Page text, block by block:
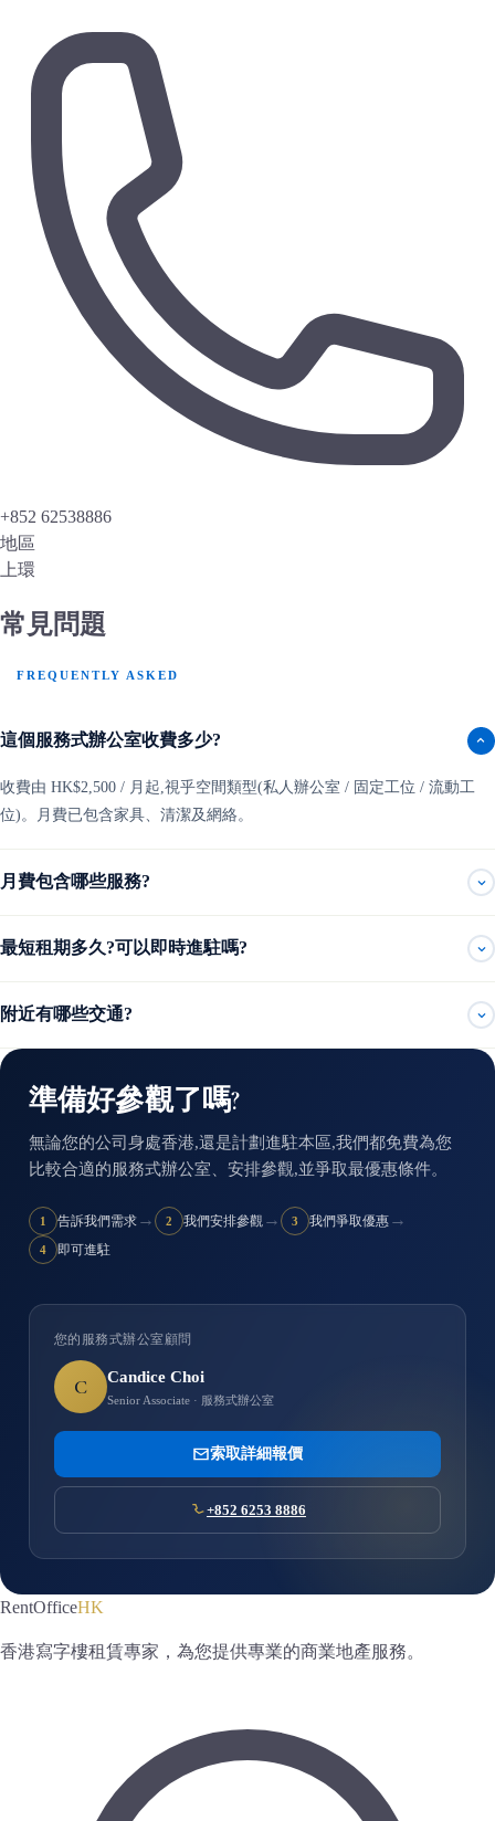
+852 62538886
地區
上環
常見問題
FREQUENTLY ASKED
這個服務式辦公室收費多少?
收費由 HK$2,500 / 月起,視乎空間類型(私人辦公室 / 固定工位 / 流動工
位)。月費已包含家具、清潔及網絡。
月費包含哪些服務?
最短租期多久?可以即時進駐嗎?
附近有哪些交通?
準備好參觀了嗎?
無論您的公司身處香港,還是計劃進駐本區,我們都免費為您
比較合適的服務式辦公室、安排參觀,並爭取最優惠條件。
1 告訴我們需求 → 2 我們安排參觀 → 3 我們爭取優惠 →
4 即可進駐
您的服務式辦公室顧問
C Candice Choi
Senior Associate · 服務式辦公室
索取詳細報價
+852 6253 8886
RentOfficeHK
香港寫字樓租賃專家，為您提供專業的商業地產服務。